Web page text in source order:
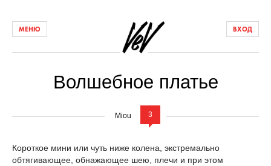
ВХОД
МЕНЮ
Волшебное платье
Miou 3
Короткое мини или чуть ниже колена, экстремально
обтягивающее, обнажающее шею, плечи и при этом